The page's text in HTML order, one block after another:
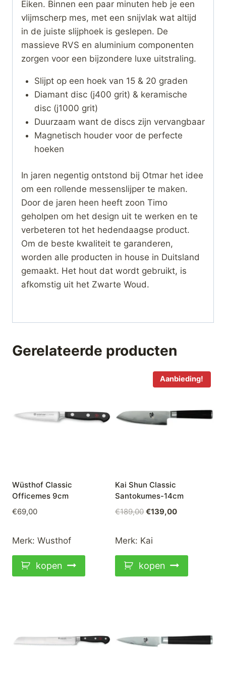
Eiken. Binnen een paar minuten heb je een
vlijmscherp mes, met een snijvlak wat altijd
in de juiste slijphoek is geslepen. De
massieve RVS en aluminium componenten
zorgen voor een bijzondere luxe uitstraling.
Slijpt op een hoek van 15 & 20 graden
Diamant disc (j400 grit) & keramische
disc (j1000 grit)
Duurzaam want de discs zijn vervangbaar
Magnetisch houder voor de perfecte
hoeken
In jaren negentig ontstond bij Otmar het idee
om een rollende messenslijper te maken.
Door de jaren heen heeft zoon Timo
geholpen om het design uit te werken en te
verbeteren tot het hedendaagse product.
Om de beste kwaliteit te garanderen,
worden alle producten in house in Duitsland
gemaakt. Het hout dat wordt gebruikt, is
afkomstig uit het Zwarte Woud.
Gerelateerde producten
Wüsthof Classic
Officemes 9cm
€69,00
Merk: Wusthof
kopen
Aanbieding!
Kai Shun Classic
Santokumes-14cm
€189,00 Oorspronkelijke
was:
€139,00Huidige
Merk: Kai
kopen